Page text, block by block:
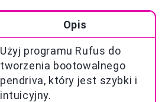
Opis
Użyj programu Rufus do
tworzenia bootowalnego
pendriva, który jest szybki i
intuicyjny.